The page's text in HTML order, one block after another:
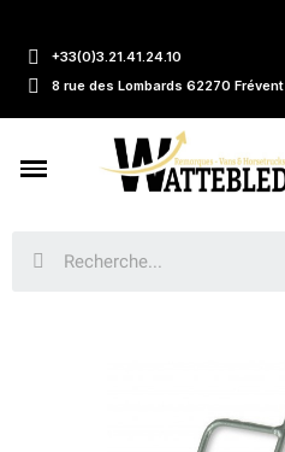
+33(0)3.21.41.24.10
8 rue des Lombards 62270 Frévent